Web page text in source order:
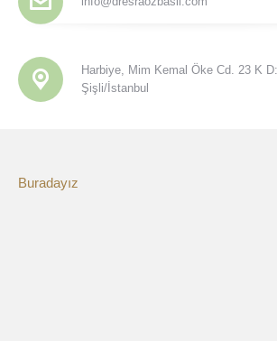
Harbiye, Mim Kemal Öke Cd. 23 K
Şişli/İstanbul
Buradayız